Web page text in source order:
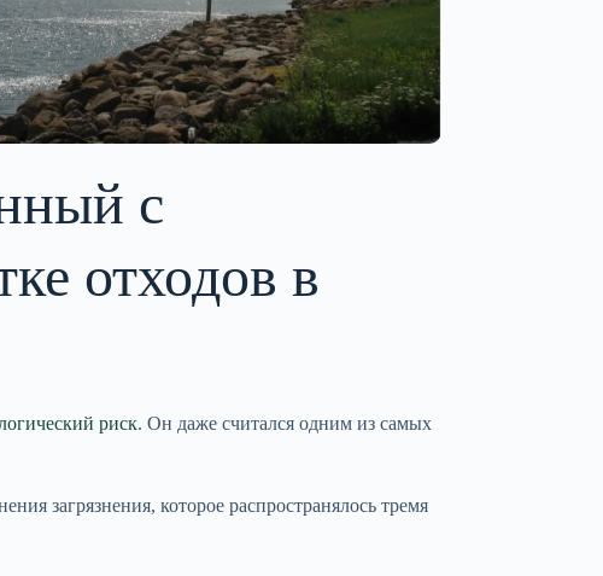
с
отходов в
риск. Он даже считался одним из самых
загрязнения, которое распространялось тремя